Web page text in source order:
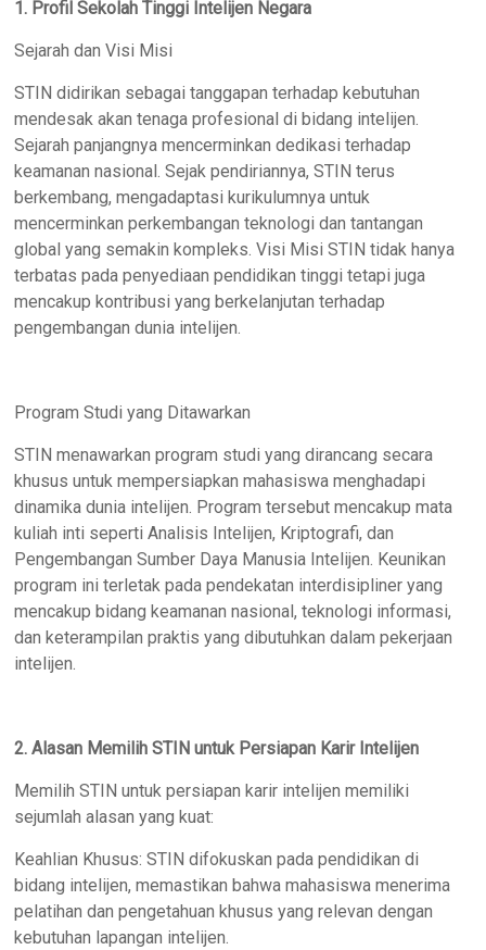
1. Profil Sekolah Tinggi Intelijen Negara
Sejarah dan Visi Misi
STIN didirikan sebagai tanggapan terhadap kebutuhan
mendesak akan tenaga profesional di bidang intelijen.
Sejarah panjangnya mencerminkan dedikasi terhadap
keamanan nasional. Sejak pendiriannya, STIN terus
berkembang, mengadaptasi kurikulumnya untuk
mencerminkan perkembangan teknologi dan tantangan
global yang semakin kompleks. Visi Misi STIN tidak hanya
terbatas pada penyediaan pendidikan tinggi tetapi juga
mencakup kontribusi yang berkelanjutan terhadap
pengembangan dunia intelijen.
Program Studi yang Ditawarkan
STIN menawarkan program studi yang dirancang secara
khusus untuk mempersiapkan mahasiswa menghadapi
dinamika dunia intelijen. Program tersebut mencakup mata
kuliah inti seperti Analisis Intelijen, Kriptografi, dan
Pengembangan Sumber Daya Manusia Intelijen. Keunikan
program ini terletak pada pendekatan interdisipliner yang
mencakup bidang keamanan nasional, teknologi informasi,
dan keterampilan praktis yang dibutuhkan dalam pekerjaan
intelijen.
2. Alasan Memilih STIN untuk Persiapan Karir Intelijen
Memilih STIN untuk persiapan karir intelijen memiliki
sejumlah alasan yang kuat:
Keahlian Khusus: STIN difokuskan pada pendidikan di
bidang intelijen, memastikan bahwa mahasiswa menerima
pelatihan dan pengetahuan khusus yang relevan dengan
kebutuhan lapangan intelijen.